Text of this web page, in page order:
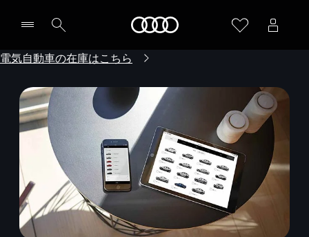
電気自動車の在庫はこちら